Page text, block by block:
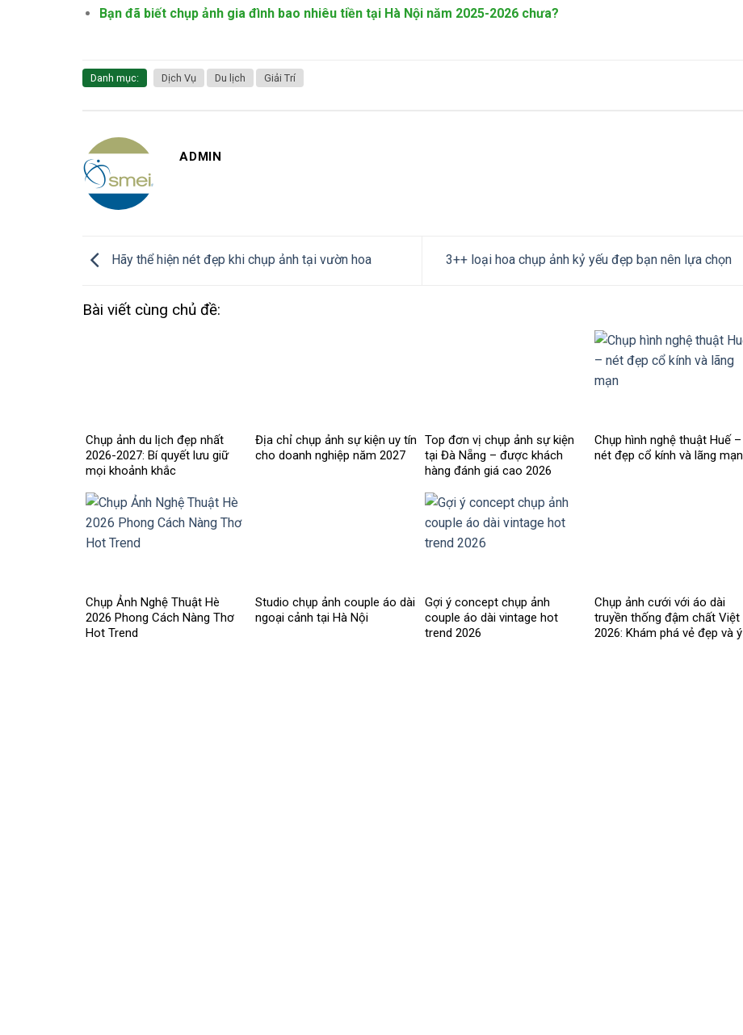
Bạn đã biết chụp ảnh gia đình bao nhiêu tiền tại Hà Nội năm 2025-2026 chưa?
Danh mục: Dịch Vụ Du lịch Giải Trí
ADMIN
Hãy thể hiện nét đẹp khi chụp ảnh tại vườn hoa 3++ loại hoa chụp ảnh kỷ yếu đẹp bạn nên lựa chọn
Bài viết cùng chủ đề:
Chụp ảnh du lịch đẹp nhất
2026-2027: Bí quyết lưu giữ
mọi khoảnh khắc
Địa chỉ chụp ảnh sự kiện uy tín
cho doanh nghiệp năm 2027
Top đơn vị chụp ảnh sự kiện
tại Đà Nẵng – được khách
hàng đánh giá cao 2026
Chụp hình nghệ thuật Huế –
nét đẹp cổ kính và lãng mạn
Chụp Ảnh Nghệ Thuật Hè
2026 Phong Cách Nàng Thơ
Hot Trend
Studio chụp ảnh couple áo dài
ngoại cảnh tại Hà Nội
Gợi ý concept chụp ảnh
couple áo dài vintage hot
trend 2026
Chụp ảnh cưới với áo dài
truyền thống đậm chất Việt
2026: Khám phá vẻ đẹp và ý